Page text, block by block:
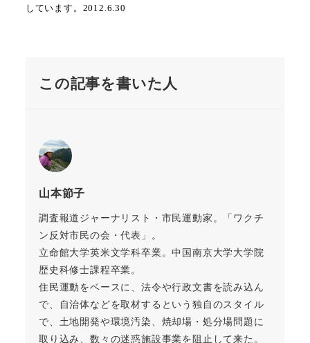
しています。2012.6.30
この記事を書いた人
山本節子
調査報道ジャーナリスト・市民運動家。「ワクチ
ン反対市民の会・代表」。
立命館大学英米文学科卒業。中国南京大学大学院
歴史科修士課程卒業。
住民運動をベースに、法令や行政文書を読み込ん
で、自治体などを取材するという独自のスタイル
で、土地開発や環境汚染、焼却場・処分場問題に
取り込み、数々の迷惑施設事業を阻止して来た。